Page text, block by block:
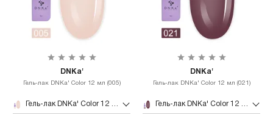
DNKa'
Гель-лак DNKa' Color 12 мл (005)
Гель-лак DNKa' Color 12 мл (005)
DNKa'
Гель-лак DNKa' Color 12 мл (021)
Гель-лак DNKa' Color 12 мл (021)